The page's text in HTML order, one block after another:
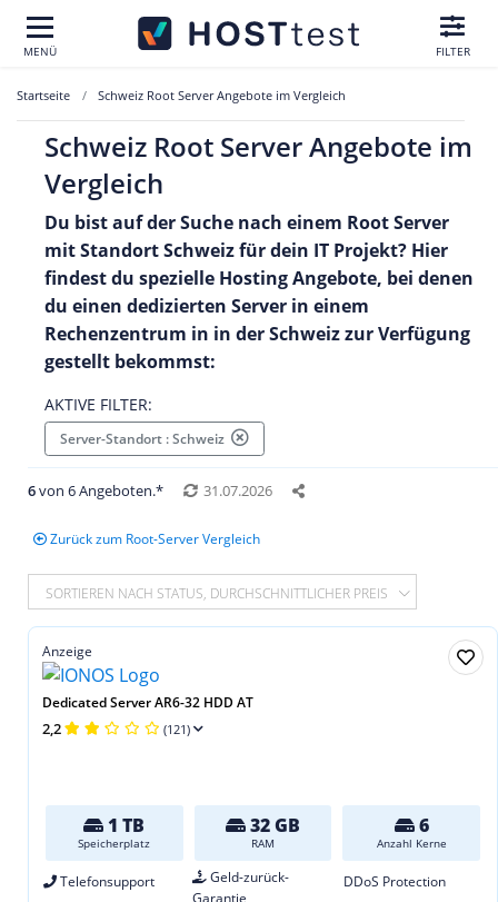
MENÜ FILTER
Startseite Schweiz Root Server Angebote im Vergleich
Schweiz Root Server Angebote im
Vergleich
Du bist auf der Suche nach einem Root Server
mit Standort Schweiz für dein IT Projekt? Hier
findest du spezielle Hosting Angebote, bei denen
du einen dedizierten Server in einem
Rechenzentrum in in der Schweiz zur Verfügung
gestellt bekommst:
AKTIVE FILTER:
Server-Standort : Schweiz
6von 6 Angeboten.* 31.07.2026
Zurück zum Root-Server Vergleich
SORTIEREN NACH STATUS, DURCHSCHNITTLICHER PREIS
Anzeige
Dedicated Server AR6-32 HDD AT
2,2 (121)
1 TB
Speicherplatz
32 GB
RAM
6
Anzahl Kerne
Telefonsupport
Geld-zurück-
Garantie
DDoS Protection